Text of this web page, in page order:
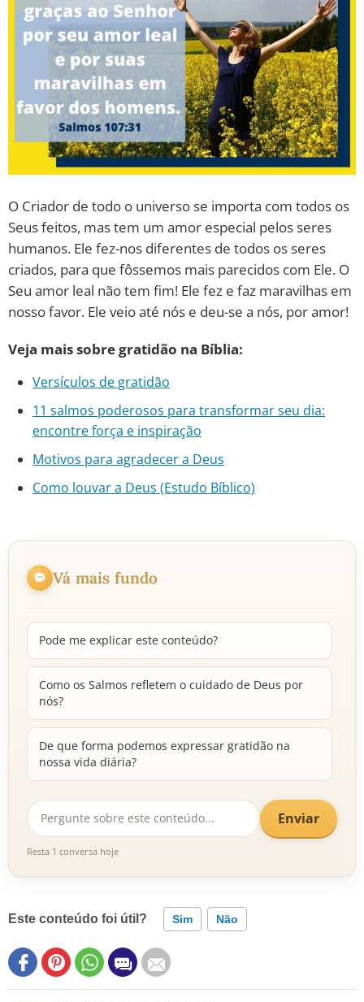
O Criador de todo o universo se importa com todos os
Seus feitos, mas tem um amor especial pelos seres
humanos. Ele fez-nos diferentes de todos os seres
criados, para que fôssemos mais parecidos com Ele. O
Seu amor leal não tem fim! Ele fez e faz maravilhas em
nosso favor. Ele veio até nós e deu-se a nós, por amor!
Veja mais sobre gratidão na Bíblia:
Versículos de gratidão
11 salmos poderosos para transformar seu dia:
encontre força e inspiração
Motivos para agradecer a Deus
Como louvar a Deus (Estudo Bíblico)
Vá mais fundo
Pode me explicar este conteúdo?
Como os Salmos refletem o cuidado de Deus por
nós?
De que forma podemos expressar gratidão na
nossa vida diária?
Enviar
Resta 1 conversa hoje
Este conteúdo foi útil? Sim Não